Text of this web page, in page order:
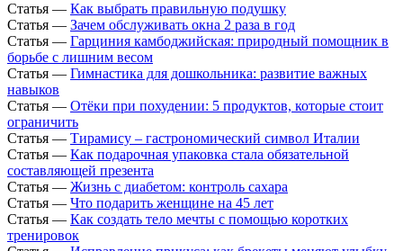
Статья — Как выбрать правильную подушку
Статья — Зачем обслуживать окна 2 раза в год
Статья — Гарциния камбоджийская: природный помощник в
борьбе с лишним весом
Статья — Гимнастика для дошкольника: развитие важных
навыков
Статья — Отёки при похудении: 5 продуктов, которые стоит
ограничить
Статья — Тирамису – гастрономический символ Италии
Статья — Как подарочная упаковка стала обязательной
составляющей презента
Статья — Жизнь с диабетом: контроль сахара
Статья — Что подарить женщине на 45 лет
Статья — Как создать тело мечты с помощью коротких
тренировок